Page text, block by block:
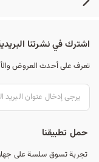
اشترك في نشرتنا
تعرف على أحدث العروض
حمل تطبيقنا
تجربة تسوق سلسة على